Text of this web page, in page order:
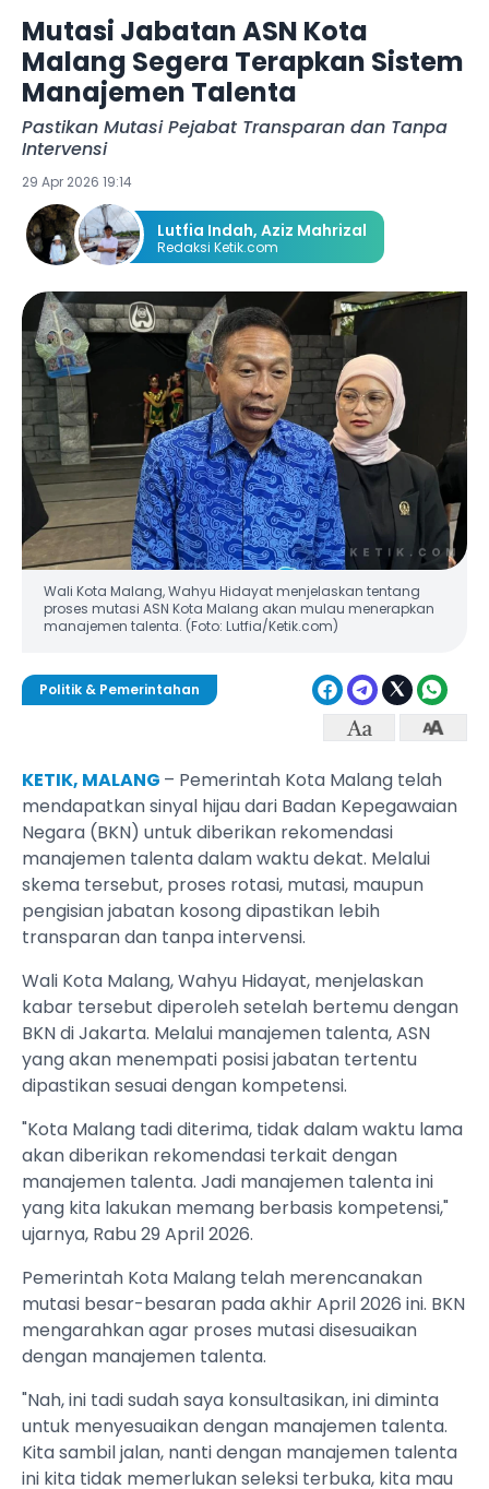
Mutasi Jabatan ASN Kota
Malang Segera Terapkan Sistem
Manajemen Talenta
Pastikan Mutasi Pejabat Transparan dan Tanpa
Intervensi
29 Apr 2026 19:14
Lutfia Indah, Aziz Mahrizal
Redaksi Ketik.com
Wali Kota Malang, Wahyu Hidayat menjelaskan tentang
proses mutasi ASN Kota Malang akan mulau menerapkan
manajemen talenta. (Foto: Lutfia/Ketik.com)
Politik & Pemerintahan
KETIK, MALANG – Pemerintah Kota Malang telah
mendapatkan sinyal hijau dari Badan Kepegawaian
Negara (BKN) untuk diberikan rekomendasi
manajemen talenta dalam waktu dekat. Melalui
skema tersebut, proses rotasi, mutasi, maupun
pengisian jabatan kosong dipastikan lebih
transparan dan tanpa intervensi.
Wali Kota Malang, Wahyu Hidayat, menjelaskan
kabar tersebut diperoleh setelah bertemu dengan
BKN di Jakarta. Melalui manajemen talenta, ASN
yang akan menempati posisi jabatan tertentu
dipastikan sesuai dengan kompetensi.
"Kota Malang tadi diterima, tidak dalam waktu lama
akan diberikan rekomendasi terkait dengan
manajemen talenta. Jadi manajemen talenta ini
yang kita lakukan memang berbasis kompetensi,"
ujarnya, Rabu 29 April 2026.
Pemerintah Kota Malang telah merencanakan
mutasi besar-besaran pada akhir April 2026 ini. BKN
mengarahkan agar proses mutasi disesuaikan
dengan manajemen talenta.
"Nah, ini tadi sudah saya konsultasikan, ini diminta
untuk menyesuaikan dengan manajemen talenta.
Kita sambil jalan, nanti dengan manajemen talenta
ini kita tidak memerlukan seleksi terbuka, kita mau